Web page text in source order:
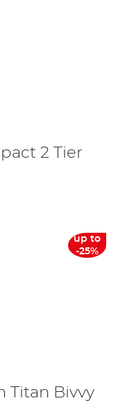
2 Tier
up to
-25%
Titan Bivvy